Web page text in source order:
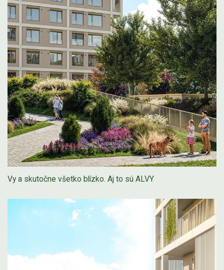
Vy a skutočne všetko blízko. Aj to sú ALVY